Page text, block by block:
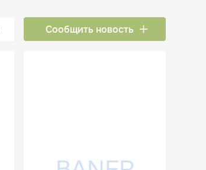
Сообщить новость